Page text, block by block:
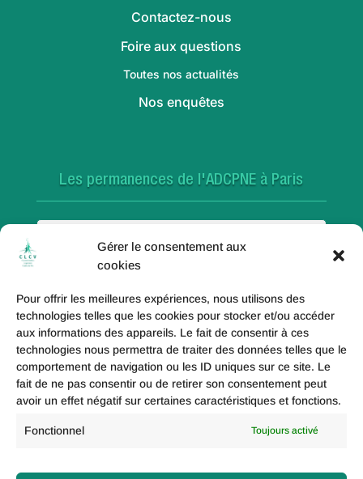
Gérer le consentement aux
cookies
Pour offrir les meilleures expériences, nous utilisons des
technologies telles que les cookies pour stocker et/ou accéder
aux informations des appareils. Le fait de consentir à ces
technologies nous permettra de traiter des données telles que le
comportement de navigation ou les ID uniques sur ce site. Le
fait de ne pas consentir ou de retirer son consentement peut
avoir un effet négatif sur certaines caractéristiques et fonctions.
Fonctionnel Toujours activé
Contactez-nous
Foire aux questions
Toutes nos actualités
Nos enquêtes
Les permanences de l'ADCPNE à Paris
Paris 18e
Paris 20e
Paris 19e